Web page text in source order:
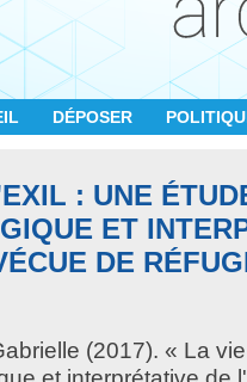
DÉPOSER
: UNE
ET
DE
(2017). « La